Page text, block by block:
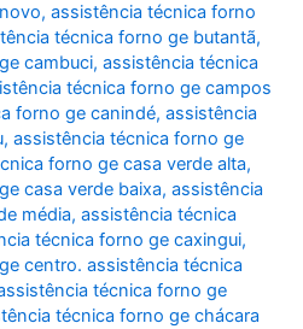
,assistência técnica forno
técnica forno ge butantã,
cambuci,assistência técnica
técnica forno ge campos
forno ge canindé,assistência
,assistência técnica forno ge
forno ge casa verde alta,
casa verde baixa,assistência
média,assistência técnica
técnica forno ge caxingui,
centro. assistência técnica
técnica forno ge
técnica forno ge chácara